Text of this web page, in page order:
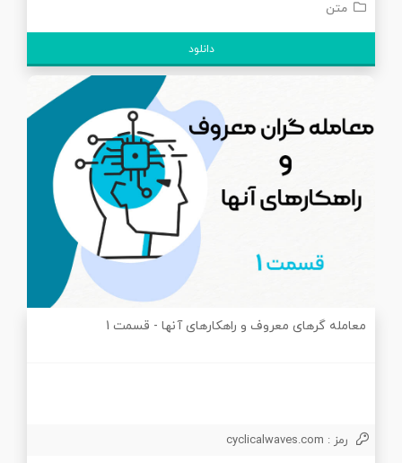
متن
دانلود
معامله گرهای معروف و راهکارهای آنها - قسمت 1
رمز : cyclicalwaves.com